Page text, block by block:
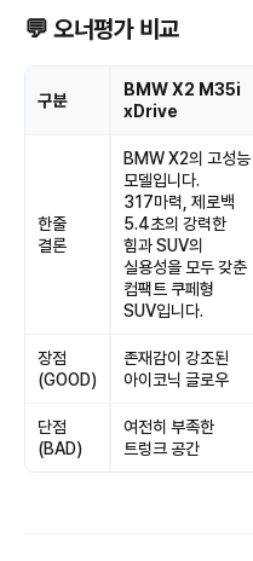
💬 오너평가 비교
구분
BMW X2 M35i
xDrive
한줄
결론
BMW X2의 고성능
모델입니다.
317마력, 제로백
5.4초의 강력한
힘과 SUV의
실용성을 모두 갖춘
컴팩트 쿠페형
SUV입니다.
장점
(GOOD)
존재감이 강조된
아이코닉 글로우
단점
(BAD)
여전히 부족한
트렁크 공간